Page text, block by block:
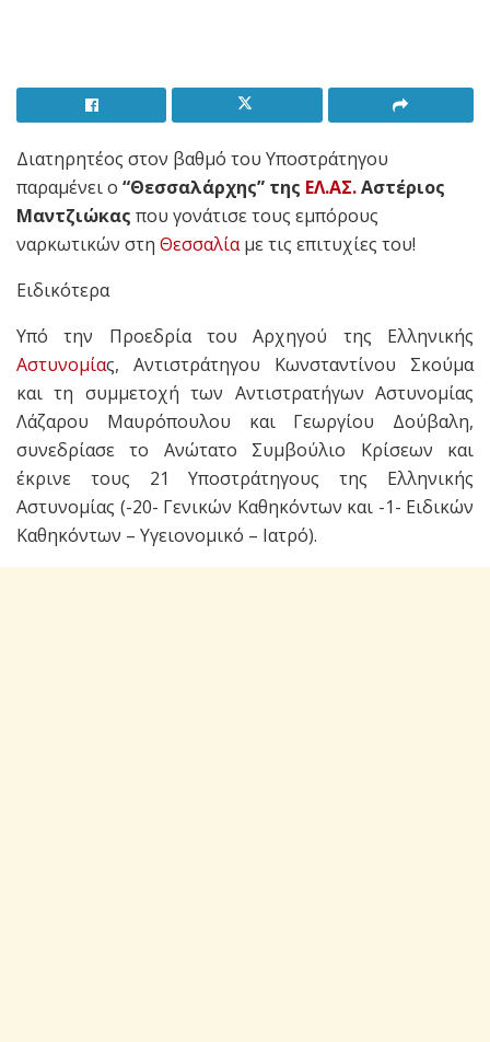
Διατηρητέος στον βαθμό του Υποστράτηγου
παραμένει ο “Θεσσαλάρχης” της ΕΛ.ΑΣ.Αστέριος
Μαντζιώκας που γονάτισε τους εμπόρους
ναρκωτικών στη Θεσσαλίαμε τις επιτυχίες του!
Ειδικότερα
Υπό την Προεδρία του Αρχηγού της Ελληνικής
Αστυνομίας, Αντιστράτηγου Κωνσταντίνου Σκούμα
και τη συμμετοχή των Αντιστρατήγων Αστυνομίας
Λάζαρου Μαυρόπουλου και Γεωργίου Δούβαλη,
συνεδρίασε το Ανώτατο Συμβούλιο Κρίσεων και
έκρινε τους 21 Υποστράτηγους της Ελληνικής
Αστυνομίας (-20- Γενικών Καθηκόντων και -1- Ειδικών
Καθηκόντων – Υγειονομικό – Ιατρό).